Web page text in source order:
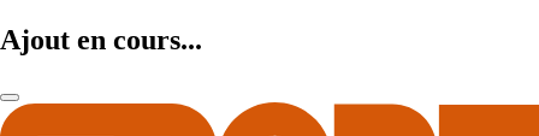
Ajout en cours...